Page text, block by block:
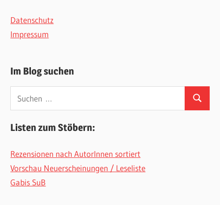
Datenschutz
Impressum
Im Blog suchen
Suchen
Listen zum Stöbern:
Rezensionen nach AutorInnen sortiert
Vorschau Neuerscheinungen / Leseliste
Gabis SuB